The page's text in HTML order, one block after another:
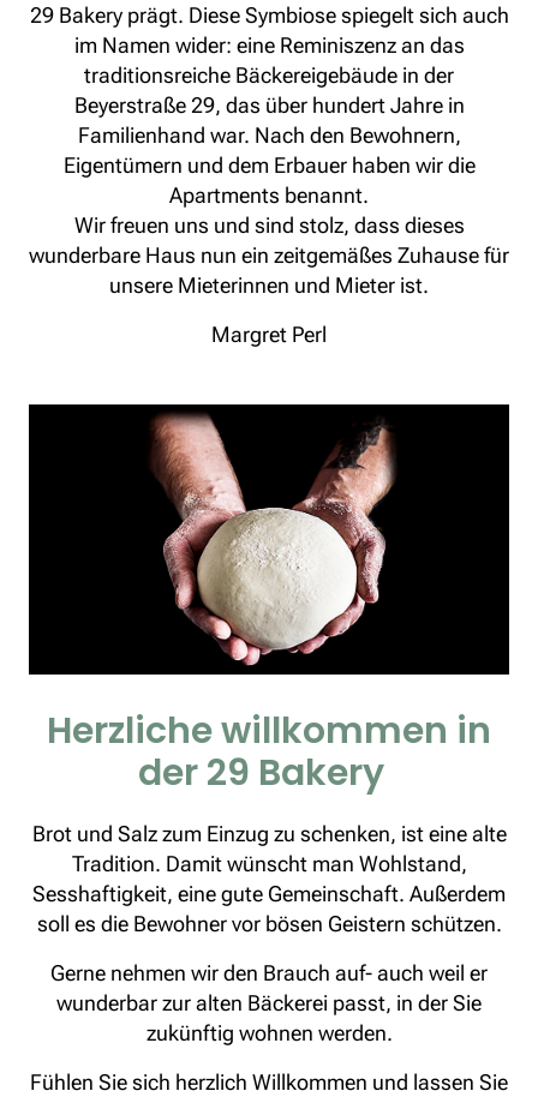
29 Bakery prägt. Diese Symbiose spiegelt sich auch
im Namen wider: eine Reminiszenz an das
traditionsreiche Bäckereigebäude in der
Beyerstraße 29, das über hundert Jahre in
Familienhand war. Nach den Bewohnern,
Eigentümern und dem Erbauer haben wir die
Apartments benannt.
Wir freuen uns und sind stolz, dass dieses
wunderbare Haus nun ein zeitgemäßes Zuhause für
unsere Mieterinnen und Mieter ist.
Margret Perl
Herzliche willkommen in
der 29 Bakery
Brot und Salz zum Einzug zu schenken, ist eine alte
Tradition. Damit wünscht man Wohlstand,
Sesshaftigkeit, eine gute Gemeinschaft. Außerdem
soll es die Bewohner vor bösen Geistern schützen.
Gerne nehmen wir den Brauch auf- auch weil er
wunderbar zur alten Bäckerei passt, in der Sie
zukünftig wohnen werden.
Fühlen Sie sich herzlich Willkommen und lassen Sie